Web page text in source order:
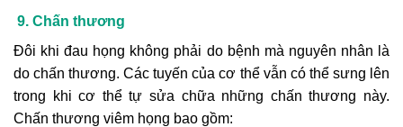
9. Chấn thương
Đôi khi đau họng không phải do bệnh mà nguyên nhân là
do chấn thương. Các tuyến của cơ thể vẫn có thể sưng lên
trong khi cơ thể tự sửa chữa những chấn thương này.
Chấn thương viêm họng bao gồm: